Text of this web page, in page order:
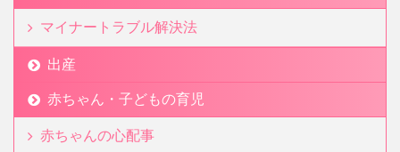
マイナートラブル解決法
出産
赤ちゃん・子どもの育児
赤ちゃんの心配事